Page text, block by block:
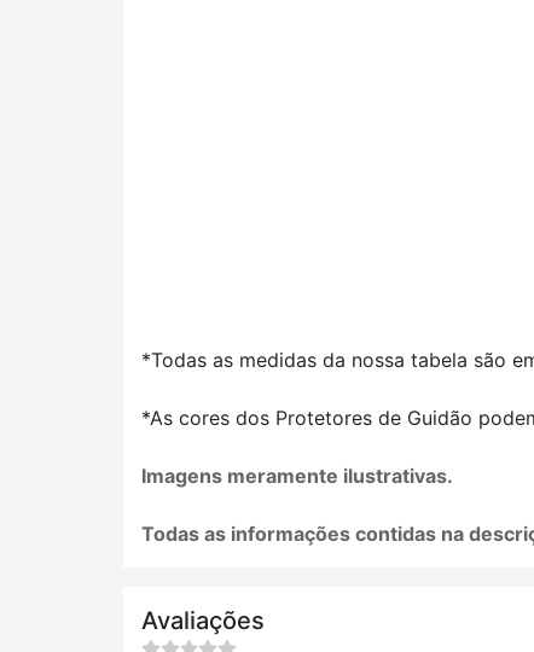
*Todas as medidas da nossa tabela são
*As cores dos Protetores de Guidão
Imagens meramente ilustrativas.
Todas as informações contidas na
Avaliações